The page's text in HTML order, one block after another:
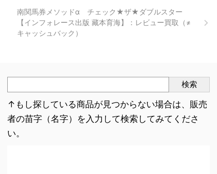
南関馬券メソッドα チェック★ザ★ダブルスター
【インフォレース出版 藏本育海】：レビュー買取（≠
キャッシュバック）
検索
↑もし探している商品が見つからない場合は、販売
者の苗字（名字）を入力して検索してみてくださ
い。